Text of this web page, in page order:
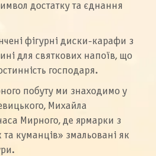
достатку та єднання
фігурні диски-карафи з
для святкових напоїв, що
господаря.
побуту ми знаходимо у
Михайла
Мирного, де ярмарки з
куманців» змальовані як